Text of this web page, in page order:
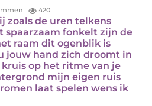
420
zoals de uren telkens
spaarzaam fonkelt zijn de
raam dit ogenblik is
jouw hand zich droomt in
op het ritme van je
mijn eigen ruis
laat spelen wens ik